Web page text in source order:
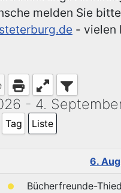
melden Sie
- vielen
- 4.
Tag Liste
6.
Bücherfreunde-